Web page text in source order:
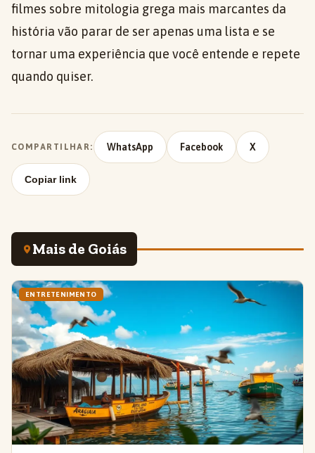
filmes sobre mitologia grega mais marcantes da
história vão parar de ser apenas uma lista e se
tornar uma experiência que você entende e repete
quando quiser.
COMPARTILHAR: WhatsApp Facebook X
Copiar link
Mais de Goiás
ENTRETENIMENTO